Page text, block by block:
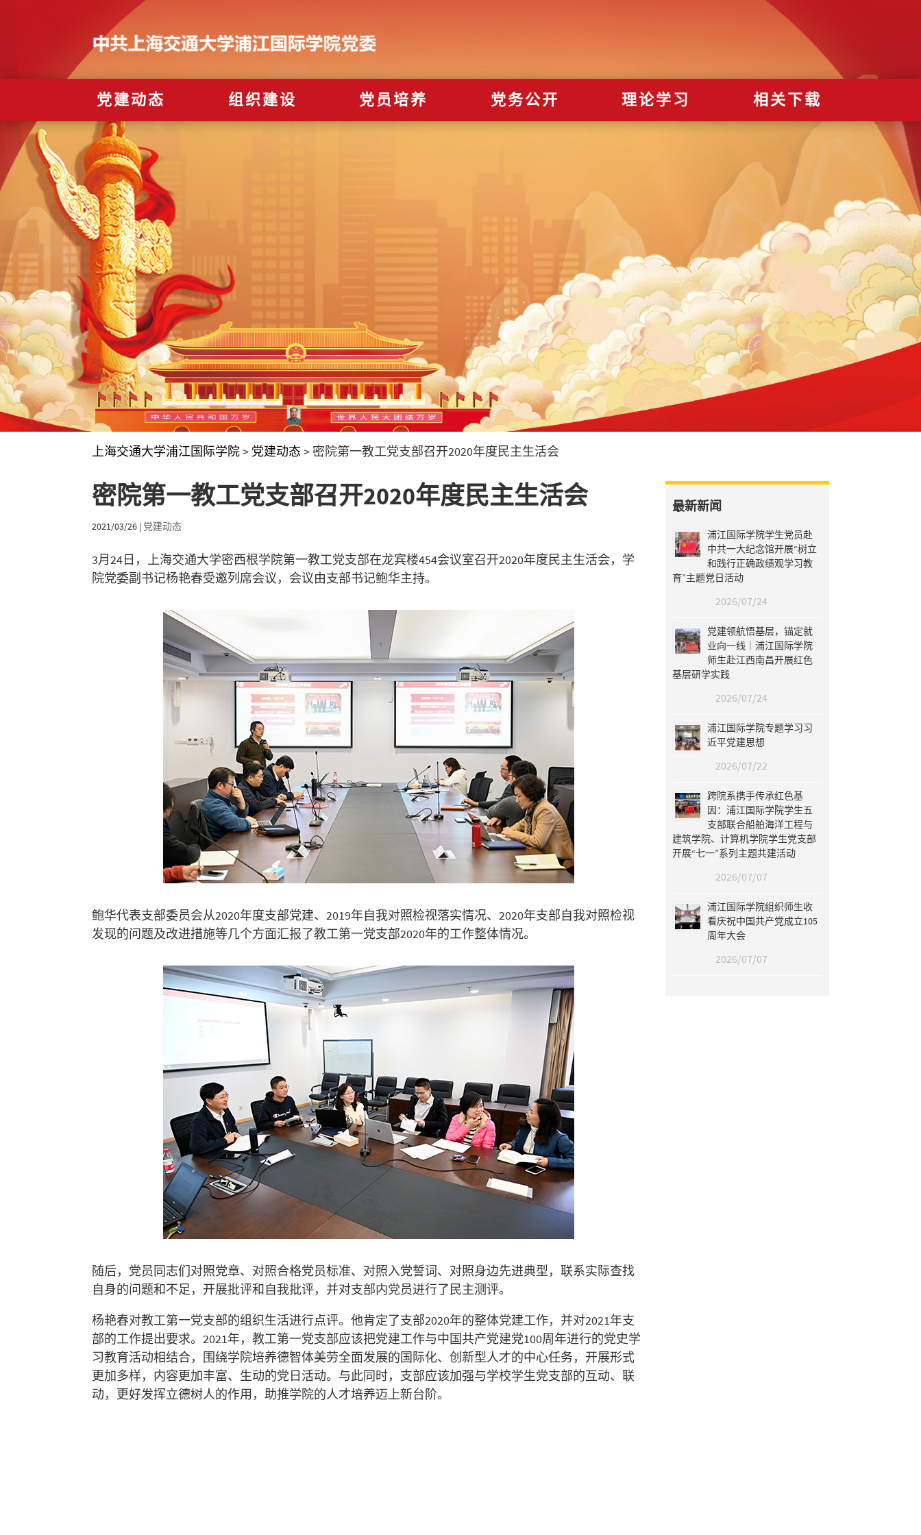
党建动态 组织建设 党员培养 党务公开 理论学习 相关下载
上海交通大学浦江国际学院> 党建动态 > 密院第一教工党支部召开2020年度民主生活会
密院第一教工党支部召开2020年度民主生活会
2021/03/26 | 党建动态
3月24日，上海交通大学密西根学院第一教工党支部在龙宾楼454会议室召开2020年度民主生活会，学
院党委副书记杨艳春受邀列席会议，会议由支部书记鲍华主持。
鲍华代表支部委员会从2020年度支部党建、2019年自我对照检视落实情况、2020年支部自我对照检视
发现的问题及改进措施等几个方面汇报了教工第一党支部2020年的工作整体情况。
随后，党员同志们对照党章、对照合格党员标准、对照入党誓词、对照身边先进典型，联系实际查找
自身的问题和不足，开展批评和自我批评，并对支部内党员进行了民主测评。
杨艳春对教工第一党支部的组织生活进行点评。他肯定了支部2020年的整体党建工作，并对2021年支
部的工作提出要求。2021年，教工第一党支部应该把党建工作与中国共产党建党100周年进行的党史学
习教育活动相结合，围绕学院培养德智体美劳全面发展的国际化、创新型人才的中心任务，开展形式
更加多样，内容更加丰富、生动的党日活动。与此同时，支部应该加强与学校学生党支部的互动、联
动，更好发挥立德树人的作用，助推学院的人才培养迈上新台阶。
最新新闻
浦江国际学院学生党员赴
中共一大纪念馆开展“树立
和践行正确政绩观学习教
育”主题党日活动
2026/07/24
党建领航悟基层，锚定就
业向一线｜浦江国际学院
师生赴江西南昌开展红色
基层研学实践
2026/07/24
浦江国际学院专题学习习
近平党建思想
2026/07/22
跨院系携手传承红色基
因：浦江国际学院学生五
支部联合船舶海洋工程与
建筑学院、计算机学院学生党支部
开展“七一”系列主题共建活动
2026/07/07
浦江国际学院组织师生收
看庆祝中国共产党成立105
周年大会
2026/07/07